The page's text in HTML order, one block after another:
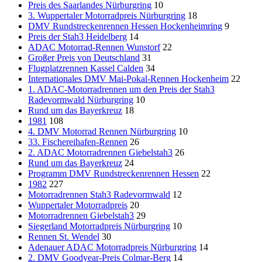
Preis des Saarlandes Nürburgring 10
3. Wuppertaler Motorradpreis Nürburgring 18
DMV Rundstreckenrennen Hessen Hockenheimring 9
Preis der Stah3 Heidelberg 14
ADAC Motorrad-Rennen Wunstorf 22
Großer Preis von Deutschland 31
Flugplatzrennen Kassel Calden 34
Internationales DMV Mai-Pokal-Rennen Hockenheim 22
1. ADAC-Motorradrennen um den Preis der Stah3
Radevormwald Nürburgring 10
Rund um das Bayerkreuz 18
1981 108
4. DMV Motorrad Rennen Nürburgring 10
33. Fischereihafen-Rennen 26
2. ADAC Motorradrennen Giebelstah3 26
Rund um das Bayerkreuz 24
Programm DMV Rundstreckenrennen Hessen 22
1982 227
Motorradrennen Stah3 Radevormwald 12
Wuppertaler Motorradpreis 20
Motorradrennen Giebelstah3 29
Siegerland Motorradpreis Nürburgring 10
Rennen St. Wendel 30
Adenauer ADAC Motorradpreis Nürburgring 14
2. DMV Goodyear-Preis Colmar-Berg 14